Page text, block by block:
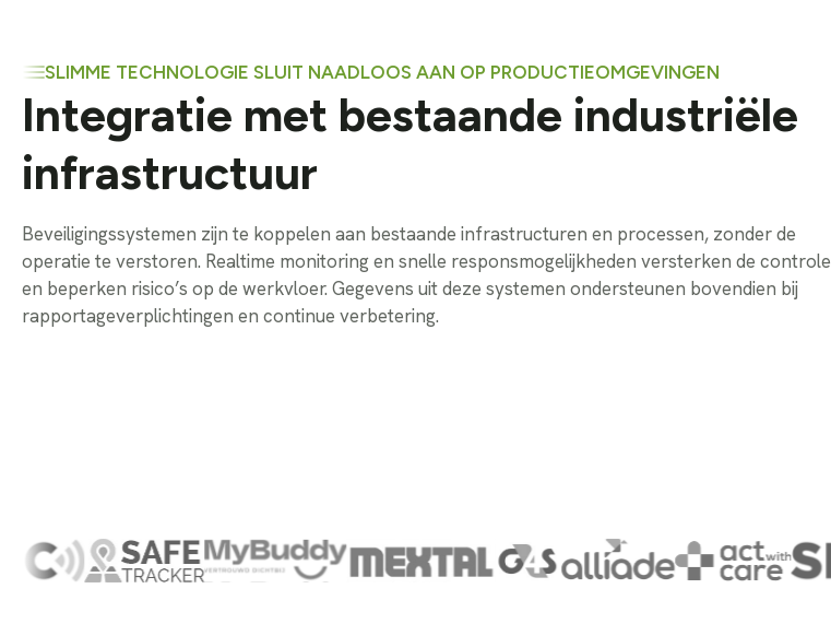
SLIMME TECHNOLOGIE SLUIT NAADLOOS AAN OP PRODUCTIEOMGEVINGEN
Integratie met bestaande industriële
infrastructuur
Beveiligingssystemen zijn te koppelen aan bestaande infrastructuren en processen, zonder de
operatie te verstoren. Realtime monitoring en snelle responsmogelijkheden versterken de controle
en beperken risico’s op de werkvloer. Gegevens uit deze systemen ondersteunen bovendien bij
rapportageverplichtingen en continue verbetering.